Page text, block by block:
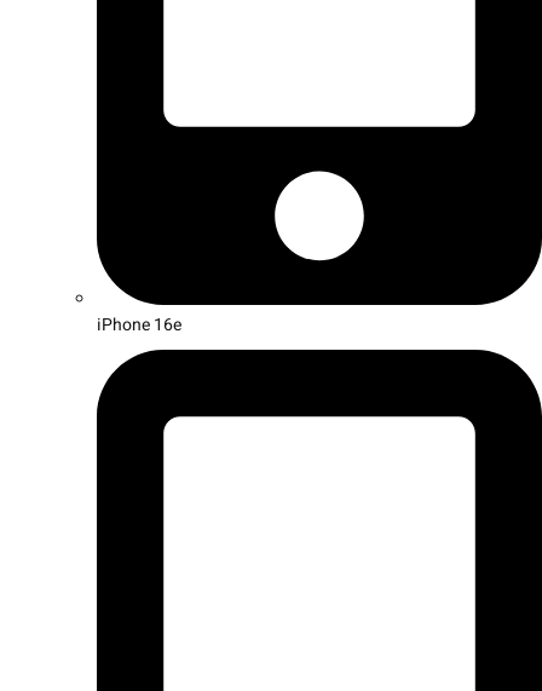
iPhone 16e